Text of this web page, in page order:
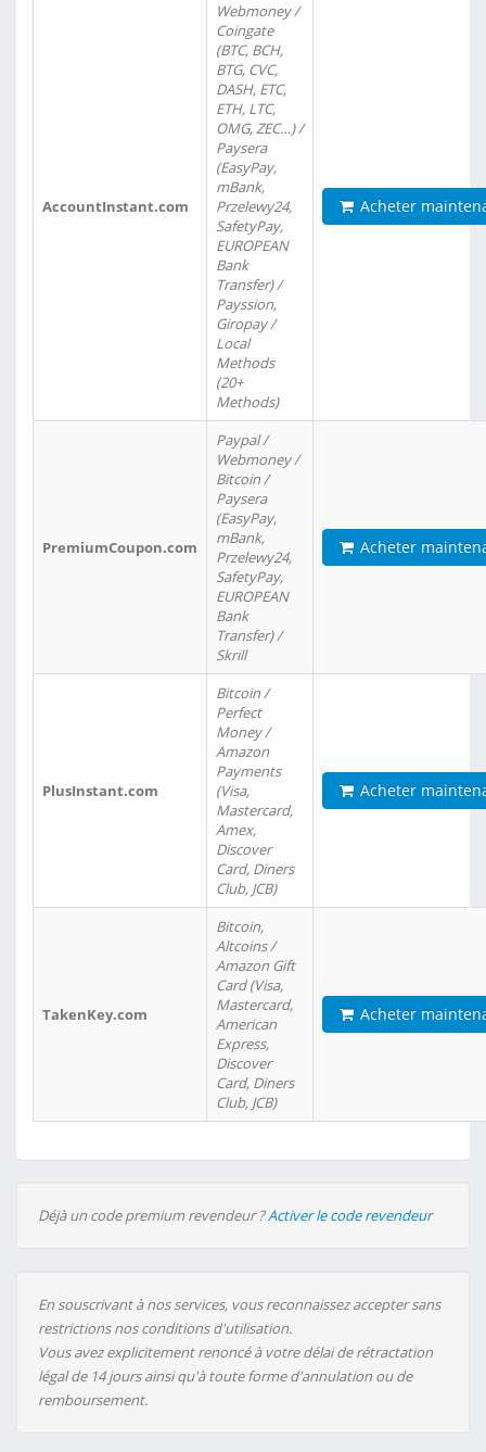
AccountInstant.com
Webmoney /
Coingate
(BTC, BCH,
BTG, CVC,
DASH, ETC,
ETH, LTC,
OMG, ZEC…) /
Paysera
(EasyPay,
mBank,
Przelewy24,
SafetyPay,
EUROPEAN
Bank
Transfer) /
Payssion,
Giropay /
Local
Methods
(20+
Methods)
Acheter
PremiumCoupon.com
Paypal /
Webmoney /
Bitcoin /
Paysera
(EasyPay,
mBank,
Przelewy24,
SafetyPay,
EUROPEAN
Bank
Transfer) /
Skrill
Acheter
PlusInstant.com
Bitcoin /
Perfect
Money /
Amazon
Payments
(Visa,
Mastercard,
Amex,
Discover
Card, Diners
Club, JCB)
Acheter
TakenKey.com
Bitcoin,
Altcoins /
Amazon Gift
Card (Visa,
Mastercard,
American
Express,
Discover
Card, Diners
Club, JCB)
Acheter
Déjà un code premium revendeur ?Activer le code revendeur
En souscrivant à nos services, vous reconnaissez accepter sans
restrictions nos conditions d'utilisation.
Vous avez explicitement renoncé à votre délai de rétractation
légal de 14 jours ainsi qu'à toute forme d'annulation ou de
remboursement.